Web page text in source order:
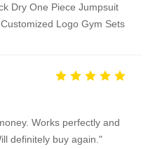
Dry One Piece Jumpsuit
Logo Gym Sets
Works perfectly and
definitely buy again."